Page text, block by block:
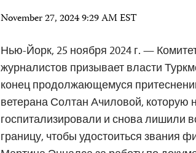
November 27, 2024 9:29 AM EST
Нью-Йорк, 25 ноября 2024 г. —
журналистов призывает власти
конец продолжающемуся
ветерана Солтан Ачиловой, которую
госпитализировали и снова лишили
границу, чтобы удостоиться звания